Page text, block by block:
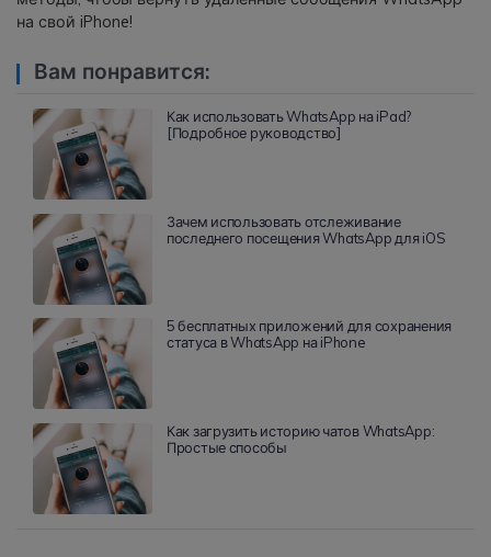
на свой iPhone!
Вам понравится:
Как использовать WhatsApp на iPad?
[Подробное руководство]
Зачем использовать отслеживание
последнего посещения WhatsApp для iOS
5 бесплатных приложений для сохранения
статуса в WhatsApp на iPhone
Как загрузить историю чатов WhatsApp:
Простые способы